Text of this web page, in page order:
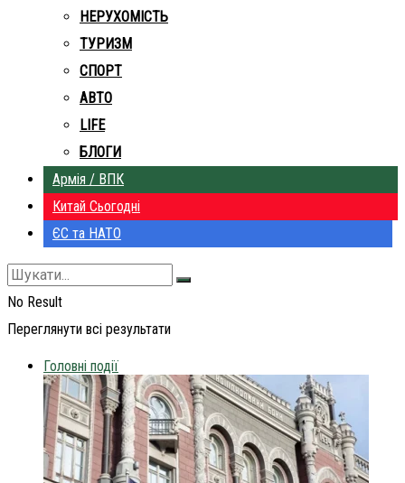
НЕРУХОМІСТЬ
ТУРИЗМ
СПОРТ
АВТО
LIFE
БЛОГИ
Армія / ВПК
Китай Сьогодні
ЄС та НАТО
No Result
Переглянути всі результати
Головні події